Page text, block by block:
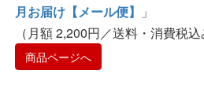
月お届け【メール便】
」
（月額 2,200円／送料・消費税込
商品ページへ